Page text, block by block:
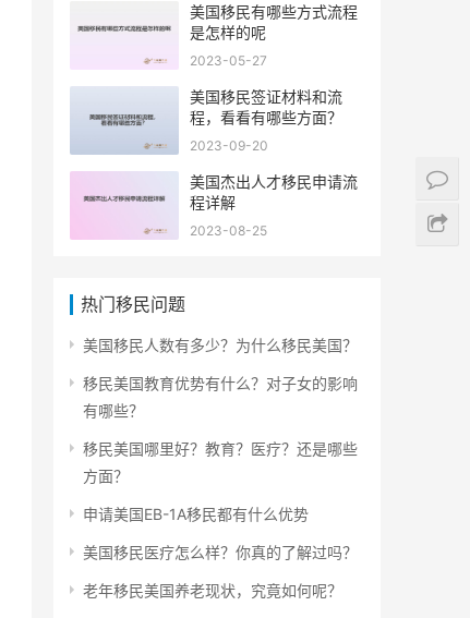
美国移民有哪些方式流程
是怎样的呢
2023-05-27
美国移民签证材料和流
程，看看有哪些方面？
2023-09-20
美国杰出人才移民申请流
程详解
2023-08-25
热门移民问题
美国移民人数有多少？为什么移民美国？
移民美国教育优势有什么？对子女的影响
有哪些？
移民美国哪里好？教育？医疗？还是哪些
方面？
申请美国EB-1A移民都有什么优势
美国移民医疗怎么样？你真的了解过吗？
老年移民美国养老现状，究竟如何呢？